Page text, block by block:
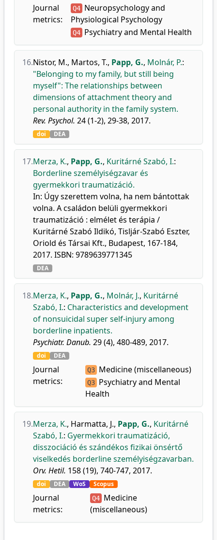
Journal
metrics:
Q4 Neuropsychology and
Physiological Psychology
Q4 Psychiatry and Mental Health
16.Nistor, M., Martos, T., Papp, G., Molnár, P.:
"Belonging to my family, but still being
myself": The relationships between
dimensions of attachment theory and
personal authority in the family system.
Rev. Psychol. 24 (1-2), 29-38, 2017.
doi DEA
17.Merza, K., Papp, G., Kuritárné Szabó, I.:
Borderline személyiségzavar és
gyermekkori traumatizáció.
In: Úgy szerettem volna, ha nem bántottak
volna. A családon belüli gyermekkori
traumatizáció : elmélet és terápia /
Kuritárné Szabó Ildikó, Tisljár-Szabó Eszter,
Oriold és Társai Kft., Budapest, 167-184,
2017. ISBN: 9789639771345
DEA
18.Merza, K., Papp, G., Molnár, J., Kuritárné
Szabó, I.: Characteristics and development
of nonsuicidal super self-injury among
borderline inpatients.
Psychiatr. Danub. 29 (4), 480-489, 2017.
doi DEA
Journal
metrics:
Q3 Medicine (miscellaneous)
Q3 Psychiatry and Mental
Health
19.Merza, K., Harmatta, J., Papp, G., Kuritárné
Szabó, I.: Gyermekkori traumatizáció,
disszociáció és szándékos fizikai önsértő
viselkedés borderline személyiségzavarban.
Orv. Hetil. 158 (19), 740-747, 2017.
doi DEA WoS Scopus
Journal
metrics:
Q4 Medicine
(miscellaneous)